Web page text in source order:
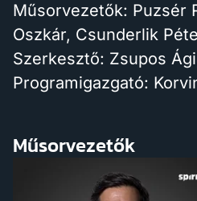
Műsorvezetők: Puzsér
Oszkár, Csunderlik
Szerkesztő: Zsupos
Programigazgató:
Műsorvezetők